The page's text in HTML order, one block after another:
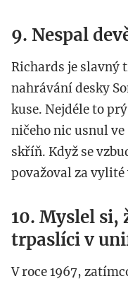
9. Nespal
Richards je slavný
nahrávání desky
kuse. Nejdéle to
ničeho nic usnul
skříň. Když se
považoval za vylité
10. Myslel si,
trpaslíci v
V roce 1967,